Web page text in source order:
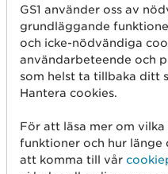
T4280 Fångstområde
T4284 Typ av etikett
förpackningen
råvara
GS1 använder oss av
grundläggande
och icke-nödvändiga
användarbeteende och
som helst ta tillbaka ditt
Hantera cookies.
För att läsa mer om
funktioner och hur länge
att komma till vår